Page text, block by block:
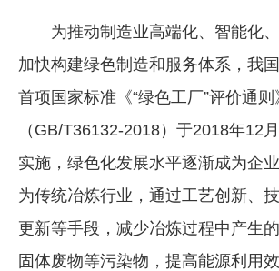
为推动制造业高端化、智能化
加快构建绿色制造和服务体系，我
首项国家标准《“绿色工厂”评价通则
（GB/T36132-2018）于2018年12
实施，绿色化发展水平逐渐成为企
为传统冶炼行业，通过工艺创新、
更新等手段，减少冶炼过程中产生的
固体废物等污染物，提高能源利用